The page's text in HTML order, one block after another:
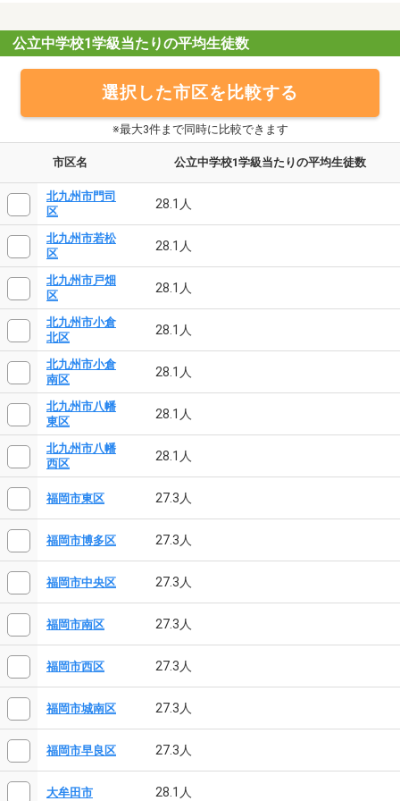
公立中学校1学級当たりの平均生徒数
選択した市区を比較する
※最大3件まで同時に比較できます
市区名 公立中学校1学級当たりの平均生徒数
北九州市門司
区
28.1人
北九州市若松
区
28.1人
北九州市戸畑
区
28.1人
北九州市小倉
北区
28.1人
北九州市小倉
南区
28.1人
北九州市八幡
東区
28.1人
北九州市八幡
西区
28.1人
福岡市東区 27.3人
福岡市博多区 27.3人
福岡市中央区 27.3人
福岡市南区 27.3人
福岡市西区 27.3人
福岡市城南区 27.3人
福岡市早良区 27.3人
大牟田市 28.1人